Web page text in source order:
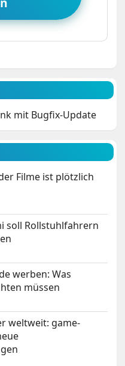
mit Bugfix-Update
Filme ist plötzlich
soll Rollstuhlfahrern
werben: Was
müssen
weltweit: game-